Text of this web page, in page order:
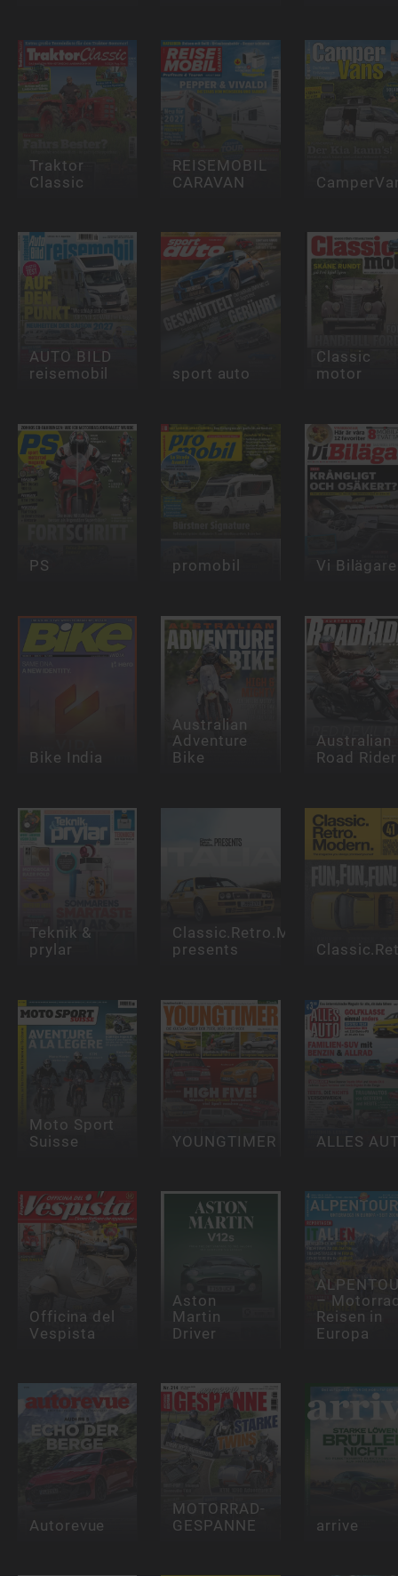
Traktor
Classic
REISEMOBIL
CARAVAN
AUTO BILD
reisemobil
sport auto
Classic
motor
PS promobil Vi Bilägare
Bike India
Australian
Adventure
Bike
Australian
Road Rider
Teknik &
prylar
Classic.Retro.Modern.
presents
Moto Sport
Suisse
YOUNGTIMER ALLES
Officina del
Vespista
Aston
Martin
Driver
–
Reisen in
Europa
Autorevue
MOTORRAD-
GESPANNE
arrive